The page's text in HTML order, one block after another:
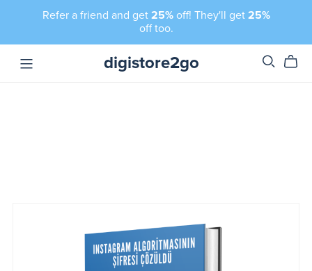
Refer a friend and get 25%off! They'll get 25%
off too.
digistore2go